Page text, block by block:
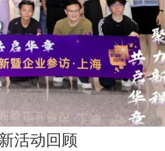
活动回顾